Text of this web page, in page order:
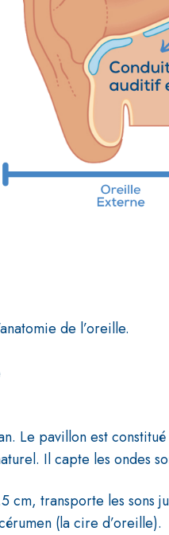
de l’oreille.
Le pavillon est
Il capte les ondes
transporte les sons
(la cire d’oreille).